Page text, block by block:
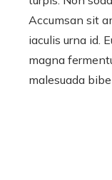
Accumsan sit
iaculis urna id.
magna
malesuada